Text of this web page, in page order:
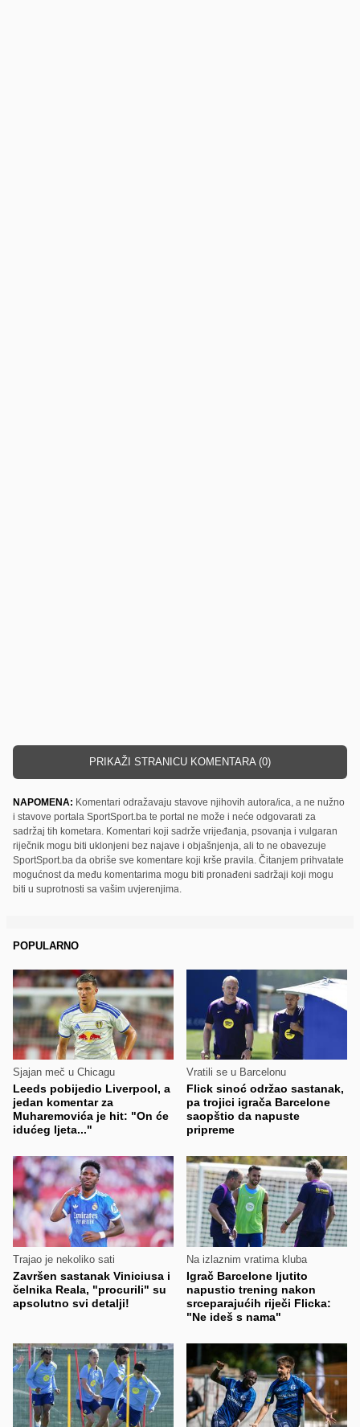
PRIKAŽI STRANICU KOMENTARA (0)
NAPOMENA: Komentari odražavaju stavove njihovih autora/ica, a ne nužno
i stavove portala SportSport.ba te portal ne može i neće odgovarati za
sadržaj tih kometara. Komentari koji sadrže vrijeđanja, psovanja i vulgaran
riječnik mogu biti uklonjeni bez najave i objašnjenja, ali to ne obavezuje
SportSport.ba da obriše sve komentare koji krše pravila. Čitanjem prihvatate
mogućnost da među komentarima mogu biti pronađeni sadržaji koji mogu
biti u suprotnosti sa vašim uvjerenjima.
POPULARNO
Sjajan meč u Chicagu
Leeds pobijedio Liverpool, a
jedan komentar za
Muharemovića je hit: "On će
idućeg ljeta..."
Vratili se u Barcelonu
Flick sinoć održao sastanak,
pa trojici igrača Barcelone
saopštio da napuste
pripreme
Trajao je nekoliko sati
Završen sastanak Viniciusa i
čelnika Reala, "procurili" su
apsolutno svi detalji!
Na izlaznim vratima kluba
Igrač Barcelone ljutito
napustio trening nakon
srceparajućih riječi Flicka:
"Ne ideš s nama"